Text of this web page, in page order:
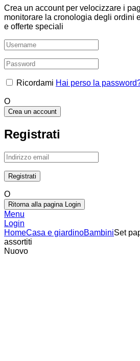
Crea un account per velocizzare i
monitorare la cronologia degli ordini
e offerte speciali
Ricordami Hai perso la
O
Crea un account
Registrati
O
Ritorna alla pagina Login
Menu
Login
HomeCasa e giardinoBambiniSet
assortiti
Nuovo